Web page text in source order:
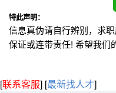
特此声明：
信息真伪请自行辨别，求
保证或连带责任! 希望我们
[联系客服] [最新找人才]